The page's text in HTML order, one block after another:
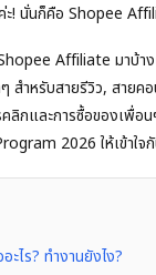
ะ! นั่นก็คือ Shopee
Affiliate มาบ้
สำหรับสายรีวิว, สา
กและการซื้อของเพื่อ
2026 ให้เข้าใ
ไร? ทำงานยังไง?